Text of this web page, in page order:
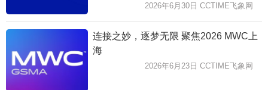
2026年6月30日 CCTIME飞象网
连接之妙，逐梦无限 聚焦2026 MWC上
海
2026年6月23日 CCTIME飞象网